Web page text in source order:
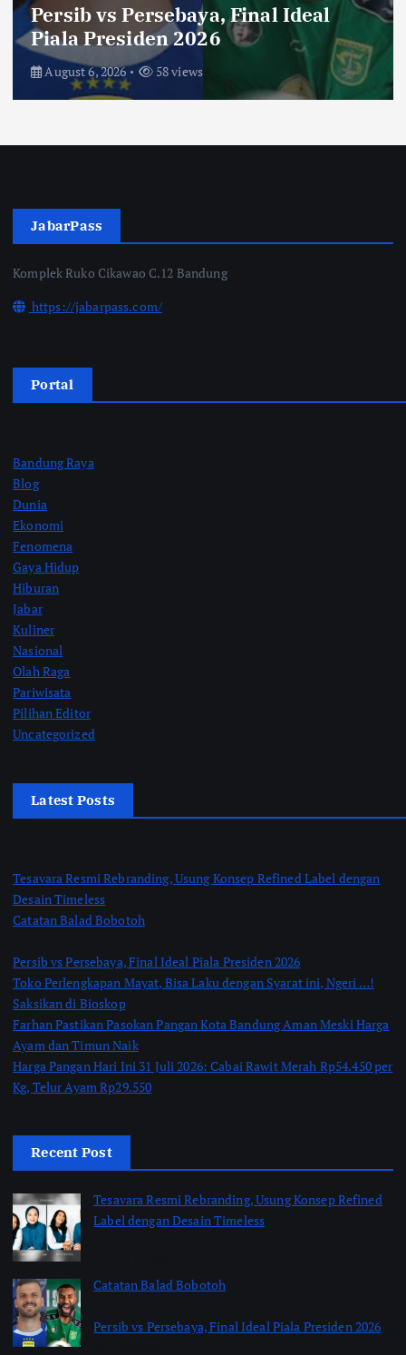
Persib vs Persebaya, Final Ideal
Piala Presiden 2026
August 6, 2026 58 views
JabarPass
Komplek Ruko Cikawao C.12 Bandung
https://jabarpass.com/
Portal
Bandung Raya
Blog
Dunia
Ekonomi
Fenomena
Gaya Hidup
Hiburan
Jabar
Kuliner
Nasional
Olah Raga
Pariwisata
Pilihan Editor
Uncategorized
Latest Posts
Tesavara Resmi Rebranding, Usung Konsep Refined Label dengan
Desain Timeless
Catatan Balad Bobotoh
Persib vs Persebaya, Final Ideal Piala Presiden 2026
Toko Perlengkapan Mayat, Bisa Laku dengan Syarat ini, Ngeri …!
Saksikan di Bioskop
Farhan Pastikan Pasokan Pangan Kota Bandung Aman Meski Harga
Ayam dan Timun Naik
Harga Pangan Hari Ini 31 Juli 2026: Cabai Rawit Merah Rp54.450 per
Kg, Telur Ayam Rp29.550
Recent Post
Tesavara Resmi Rebranding, Usung Konsep Refined
Label dengan Desain Timeless
Catatan Balad Bobotoh
Persib vs Persebaya, Final Ideal Piala Presiden 2026